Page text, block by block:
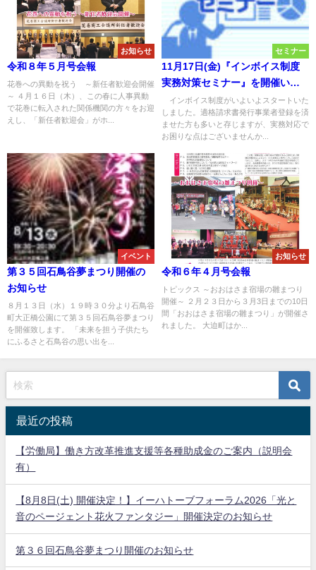
お知らせ
令和８年５月号会報
花巻への異動を祝う ～新任者歓迎会開催
～ ４月１６日（木）、この春に人事異動
で花巻に転入された関係機関の方々をお迎
えし、「新任者歓迎会」がホ...
セミナー
11月17日(金)『インボイス制度
実務対策セミナー』を開催いた
します。
インボイス制度がいよいよスタートいた
しました。適格請求書発行事業者登録を済
ませた方も多いと存じますが、実務対応で
お困りな点はございませんか...
イベント
第３５回石鳥谷夢まつり開催の
お知らせ
８月１３日（水）１９時３０分より石鳥谷
町大正橋公園にて第３５回石鳥谷夢まつり
を開催致します。 「未来を担う子供たち
にふるさと石鳥谷の思い出を...
お知らせ
令和６年４月号会報
トピックス ～おおはさま宿場の雛まつり
開催～ ２月２３日から３月3日までの10日
間「おおはさま宿場の雛まつり」が開催さ
れました。 大迫町はか...
最近の投稿
【労働局】働き方改革推進支援等各種助成金のご案内（説明会
有）
【8月8日(土) 開催決定！】イーハトーブフォーラム2026「光と
音のページェント花火ファンタジー」開催決定のお知らせ
第３６回石鳥谷夢まつり開催のお知らせ